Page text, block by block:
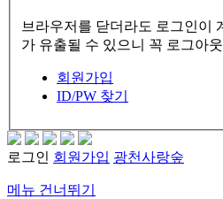
브라우저를 닫더라도 로그인이
가 유출될 수 있으니 꼭 로그아
회원가입
ID/PW 찾기
로그인 회원가입 광천사랑숲
메뉴 건너뛰기